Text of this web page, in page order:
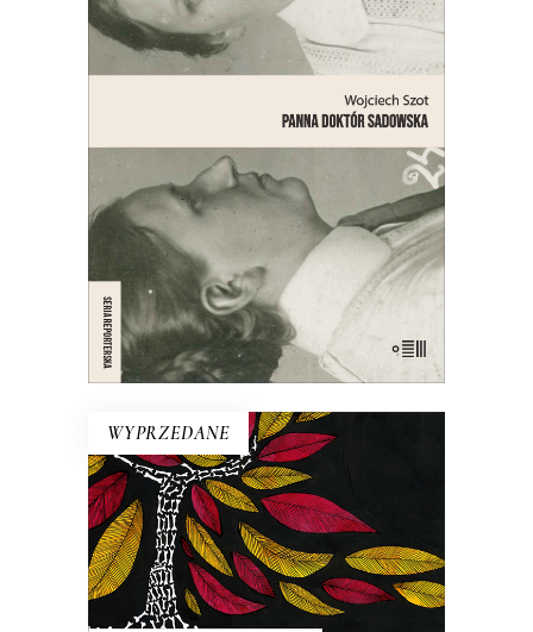
E-BOOK DO KOSZYKA
Opowieść o lekarce, naukowczyni,
działaczce społecznej, feministce,
przedsiębiorczyni, lesbijce – bohaterce
obyczajowych międzywojennej
Warszawy.
42.00 21.00zł
WYPRZEDANE
BEZROŻEC